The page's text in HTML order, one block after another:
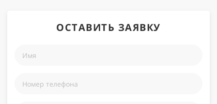
ОСТАВИТЬ ЗАЯВКУ